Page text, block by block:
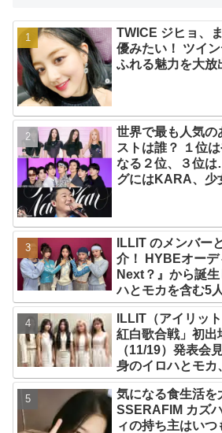
TWICE ジヒョ、
優みたい！ ツイ
ふれる魅力を大放
世界で最も人気の
ストは誰？ １位
なる２位、３位
グにはKARA、少
ILLIT のメンバー
介！ HYBEオー
Next？』から誕
ハとモカを含む5
プ！ デビュー曲
なりの大ヒット
ILLIT（アイリッ
紅白歌合戦」初出
（11/19）発表会
身のイロハとモカ
「ずっと夢見て
光栄」
気になる食生活を
SSERAFIM カズ
ィの持ち主はい